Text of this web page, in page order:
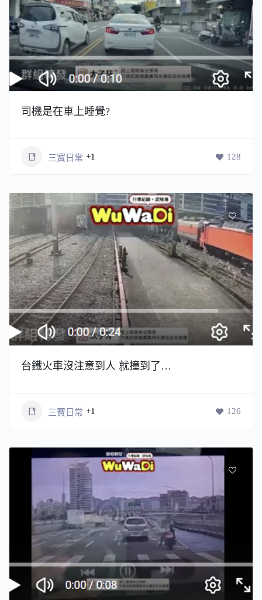
司機是在車上睡覺?
三寶日常 +1 128
台鐵火車沒注意到人 就撞到了…
三寶日常 +1 126